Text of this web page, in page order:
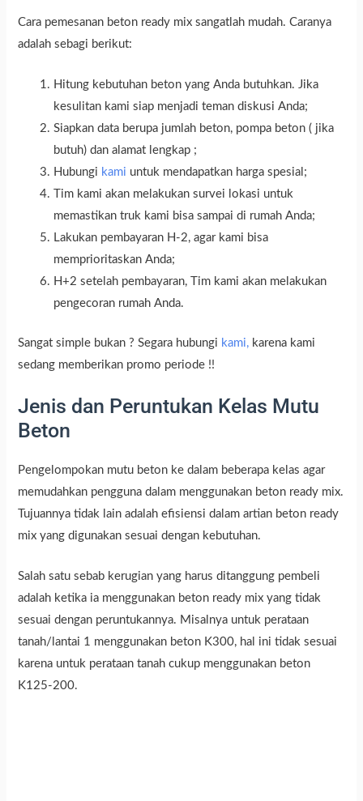
Cara pemesanan beton ready mix sangatlah mudah. Caranya
adalah sebagi berikut:
Hitung kebutuhan beton yang Anda butuhkan. Jika
kesulitan kami siap menjadi teman diskusi Anda;
Siapkan data berupa jumlah beton, pompa beton ( jika
butuh) dan alamat lengkap ;
Hubungi kami untuk mendapatkan harga spesial;
Tim kami akan melakukan survei lokasi untuk
memastikan truk kami bisa sampai di rumah Anda;
Lakukan pembayaran H-2, agar kami bisa
memprioritaskan Anda;
H+2 setelah pembayaran, Tim kami akan melakukan
pengecoran rumah Anda.
Sangat simple bukan ? Segara hubungi kami, karena kami
sedang memberikan promo periode !!
Jenis dan Peruntukan Kelas Mutu
Beton
Pengelompokan mutu beton ke dalam beberapa kelas agar
memudahkan pengguna dalam menggunakan beton ready mix.
Tujuannya tidak lain adalah efisiensi dalam artian beton ready
mix yang digunakan sesuai dengan kebutuhan.
Salah satu sebab kerugian yang harus ditanggung pembeli
adalah ketika ia menggunakan beton ready mix yang tidak
sesuai dengan peruntukannya. Misalnya untuk perataan
tanah/lantai 1 menggunakan beton K300, hal ini tidak sesuai
karena untuk perataan tanah cukup menggunakan beton
K125-200.